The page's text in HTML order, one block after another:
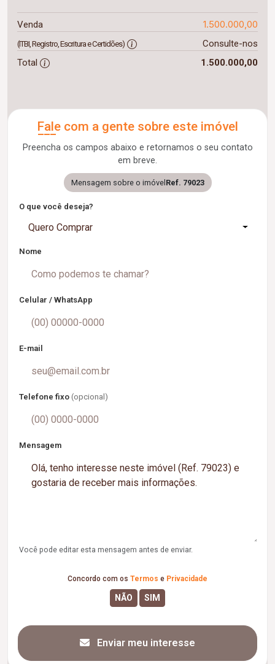
Venda 1.500.000,00
(ITBI, Registro, Escritura e Certidões)
Consulte-nos
Total
1.500.000,00
Fale com a gente sobre este imóvel
Preencha os campos abaixo e retornamos o seu contato
em breve.
Mensagem sobre o imóvelRef. 79023
O que você deseja?
Quero Comprar
Nome
Celular / WhatsApp
E-mail
Telefone fixo (opcional)
Mensagem
Você pode editar esta mensagem antes de enviar.
Concordo com os Termos e Privacidade
Enviar meu interesse